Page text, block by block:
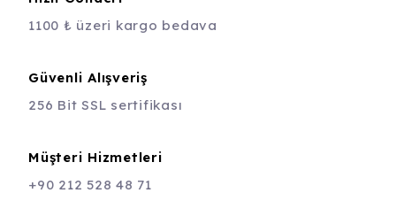
1100 ₺ üzeri kargo bedava
Güvenli Alışveriş
256 Bit SSL sertifikası
Müşteri Hizmetleri
+90 212 528 48 71